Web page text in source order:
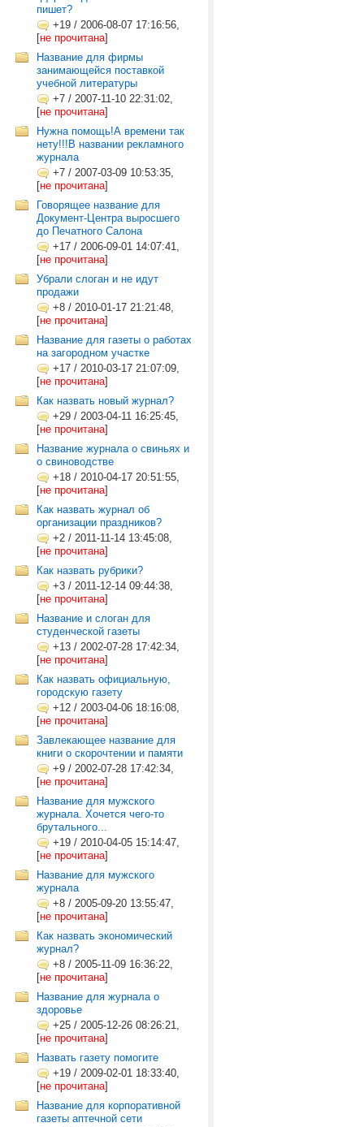
пишет?
+19 / 2006-08-07 17:16:56,
[не прочитана]
Название для фирмы
занимающейся поставкой
учебной литературы
+7 / 2007-11-10 22:31:02,
[не прочитана]
Нужна помощь!А времени так
нету!!!В названии рекламного
журнала
+7 / 2007-03-09 10:53:35,
[не прочитана]
Говорящее название для
Документ-Центра выросшего
до Печатного Салона
+17 / 2006-09-01 14:07:41,
[не прочитана]
Убрали слоган и не идут
продажи
+8 / 2010-01-17 21:21:48,
[не прочитана]
Название для газеты о работах
на загородном участке
+17 / 2010-03-17 21:07:09,
[не прочитана]
Как назвать новый журнал?
+29 / 2003-04-11 16:25:45,
[не прочитана]
Название журнала о свиньях и
о свиноводстве
+18 / 2010-04-17 20:51:55,
[не прочитана]
Как назвать журнал об
организации праздников?
+2 / 2011-11-14 13:45:08,
[не прочитана]
Как назвать рубрики?
+3 / 2011-12-14 09:44:38,
[не прочитана]
Название и слоган для
студенческой газеты
+13 / 2002-07-28 17:42:34,
[не прочитана]
Как назвать официальную,
городскую газету
+12 / 2003-04-06 18:16:08,
[не прочитана]
Завлекающее название для
книги о скорочтении и памяти
+9 / 2002-07-28 17:42:34,
[не прочитана]
Название для мужского
журнала. Хочется чего-то
брутального...
+19 / 2010-04-05 15:14:47,
[не прочитана]
Название для мужского
журнала
+8 / 2005-09-20 13:55:47,
[не прочитана]
Как назвать экономический
журнал?
+8 / 2005-11-09 16:36:22,
[не прочитана]
Название для журнала о
здоровье
+25 / 2005-12-26 08:26:21,
[не прочитана]
Назвать газету помогите
+19 / 2009-02-01 18:33:40,
[не прочитана]
Название для корпоративной
газеты аптечной сети